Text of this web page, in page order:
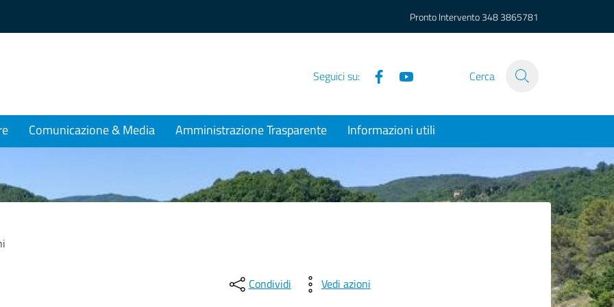
Pronto Intervento348 3865781
Seguici su: Facebook Cerca
Comunicazione & Media Amministrazione Trasparente Informazioni utili
Condividi Vedi azioni